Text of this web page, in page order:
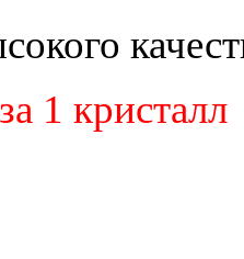
1 кристалл